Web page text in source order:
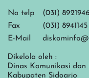
No telp
(031)
Fax
(031) 8941145
E-Mail
Dikelola oleh :
Dinas Komunikasi
Kabupaten Sidoarjo